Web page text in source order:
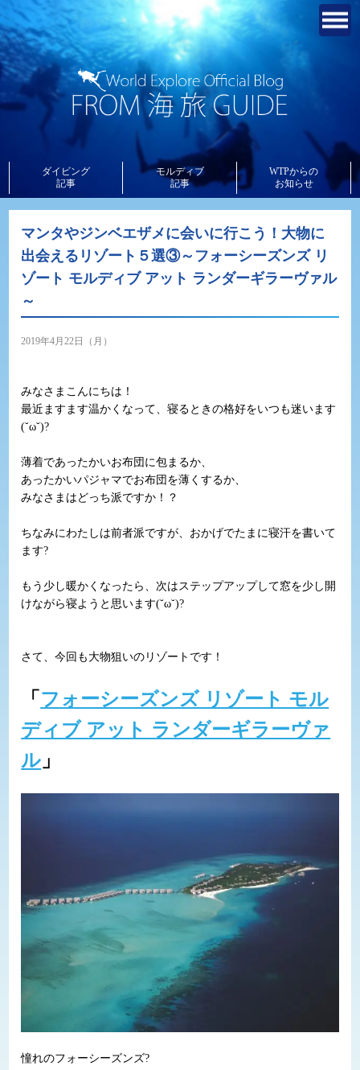
ダイビング
記事
モルディブ
記事
WTPからの
お知らせ
マンタやジンベエザメに会いに行こう！大物に
出会えるリゾート５選③～フォーシーズンズ リ
ゾート モルディブ アット ランダーギラーヴァル
～
2019年4月22日（月）
みなさまこんにちは！
最近ますます温かくなって、寝るときの格好をいつも迷います
(˘ω˘)?
薄着であったかいお布団に包まるか、
あったかいパジャマでお布団を薄くするか、
みなさまはどっち派ですか！？
ちなみにわたしは前者派ですが、おかげでたまに寝汗を書いて
ます?
もう少し暖かくなったら、次はステップアップして窓を少し開
けながら寝ようと思います(˘ω˘)?
さて、今回も大物狙いのリゾートです！
「 フォーシーズンズ リゾート モル
ディブ アット ランダーギラーヴァ
ル 」
憧れのフォーシーズンズ?